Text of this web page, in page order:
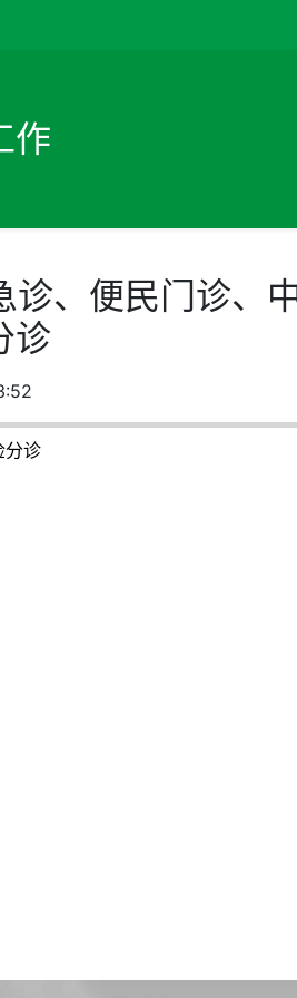
作
、便民门诊、
诊
分诊